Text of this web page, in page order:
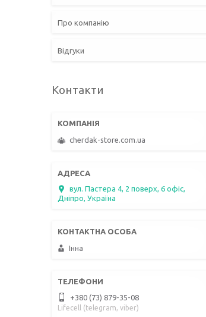
Про компанію
Відгуки
Контакти
cherdak-store.com.ua
вул. Пастера 4, 2 поверх, 6 офіс,
Дніпро, Україна
Інна
+380 (73) 879-35-08
Lifecell (telegram, viber)